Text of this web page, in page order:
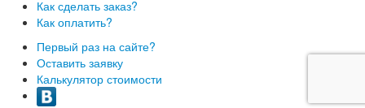
Как сделать заказ?
Как оплатить?
Первый раз на сайте?
Оставить заявку
Калькулятор стоимости